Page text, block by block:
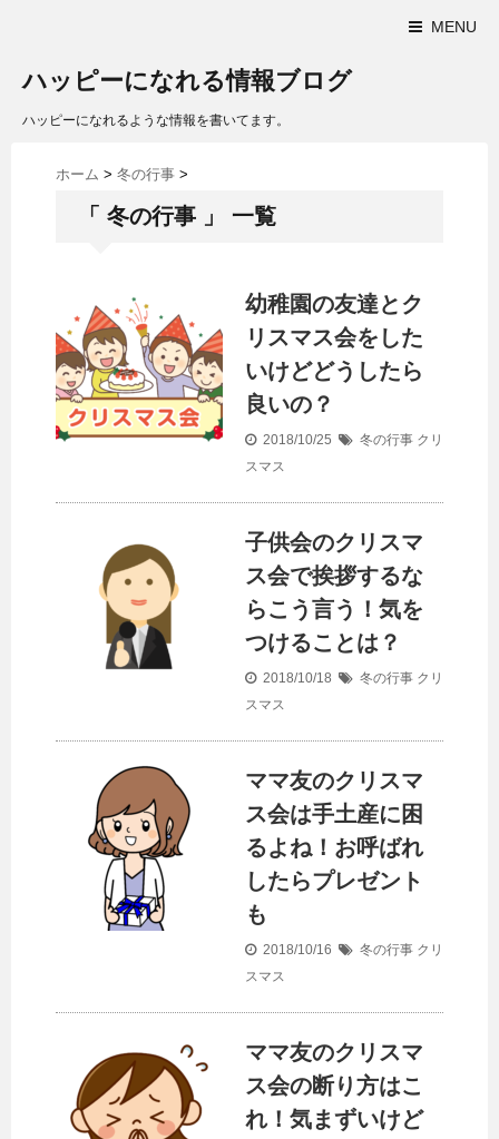
MENU
ハッピーになれる情報ブログ
ハッピーになれるような情報を書いてます。
ホーム > 冬の行事 >
「 冬の行事 」 一覧
幼稚園の友達とク
リスマス会をした
いけどどうしたら
良いの？
2018/10/25 冬の行事 クリ
スマス
子供会のクリスマ
ス会で挨拶するな
らこう言う！気を
つけることは？
2018/10/18 冬の行事 クリ
スマス
ママ友のクリスマ
ス会は手土産に困
るよね！お呼ばれ
したらプレゼント
も
2018/10/16 冬の行事 クリ
スマス
ママ友のクリスマ
ス会の断り方はこ
れ！気まずいけど